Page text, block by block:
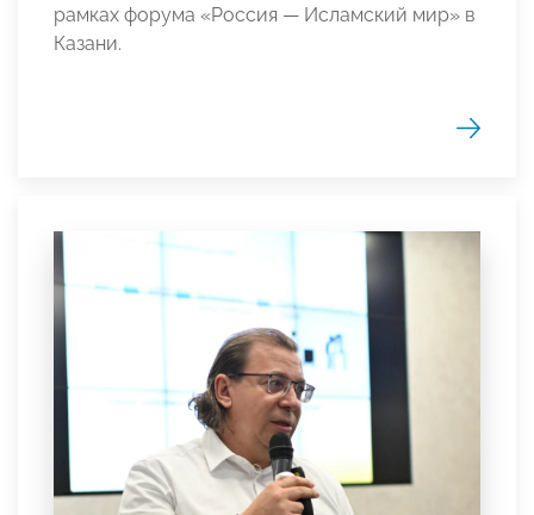
рамках форума «Россия — Исламский мир» в
Казани.